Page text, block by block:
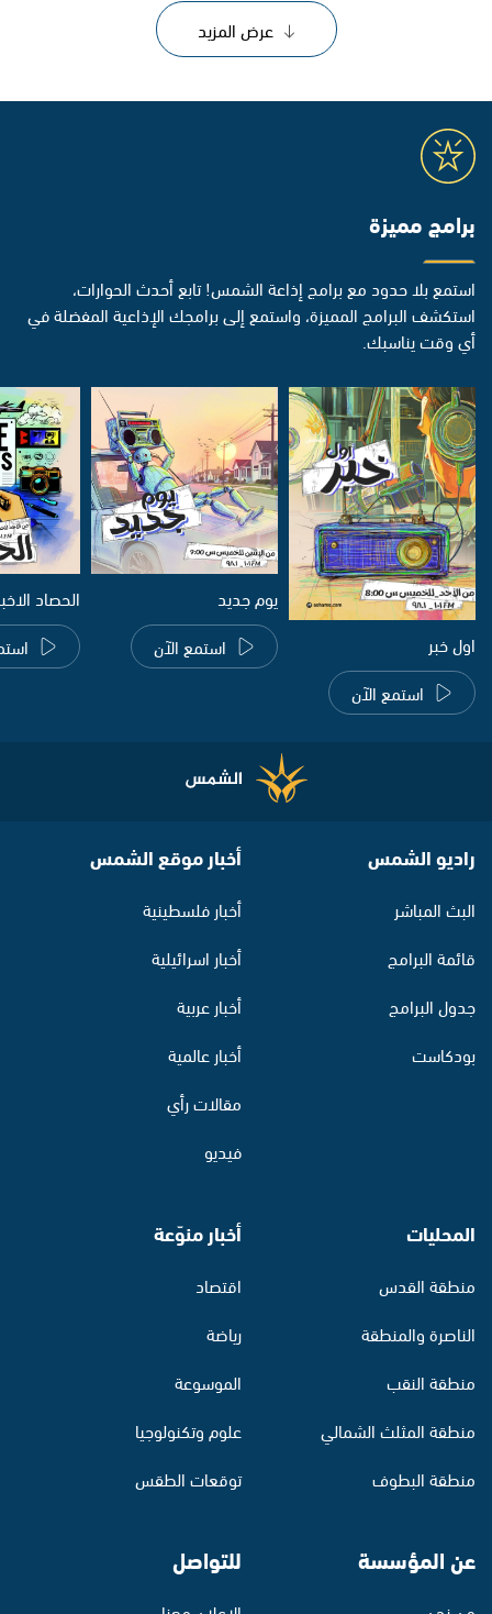
عرض المزيد
برامج مميزة
استمع بلا حدود مع برامج إذاعة الشمس! تابع أحدث الحوارات،
استكشف البرامج المميزة، واستمع إلى برامجك الإذاعية المفضلة في
أي وقت يناسبك.
اول خبر
استمع الآن
يوم جديد
استمع الآن
الحصاد
راديو الشمس
البث المباشر
قائمة البرامج
جدول البرامج
بودكاست
أخبار موقع الشمس
أخبار فلسطينية
أخبار اسرائيلية
أخبار عربية
أخبار عالمية
مقالات رأي
فيديو
المحليات
منطقة القدس
الناصرة والمنطقة
منطقة النقب
منطقة المثلث الشمالي
منطقة البطوف
أخبار منوّعة
اقتصاد
رياضة
الموسوعة
علوم وتكنولوجيا
توقعات الطقس
عن المؤسسة للتواصل